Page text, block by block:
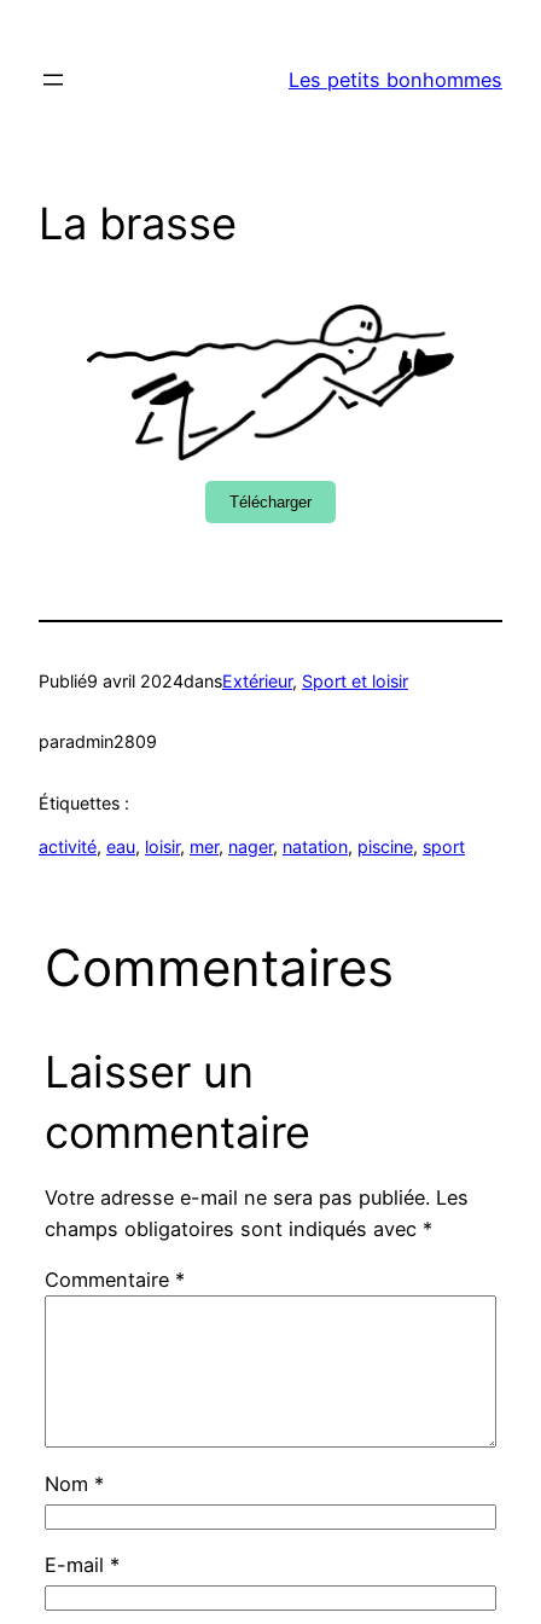
contenu
Les petits bonhommes
La brasse
Télécharger
Publié9 avril 2024dansExtérieur, Sport et loisir
paradmin2809
Étiquettes :
activité, eau, loisir, mer, nager, natation, piscine, sport
Commentaires
Laisser un
commentaire
Votre adresse e-mail ne sera pas publiée. Les
champs obligatoires sont indiqués avec *
Commentaire *
Nom *
E-mail *